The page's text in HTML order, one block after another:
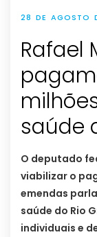
28 DE AGOSTO
Rafael
saúde
O deputado
viabilizar o
emendas
saúde do Rio
individuais e